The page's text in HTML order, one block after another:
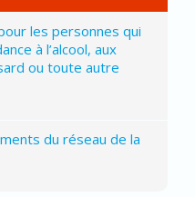
les personnes qui
à l’alcool, aux
ou toute autre
du réseau de la